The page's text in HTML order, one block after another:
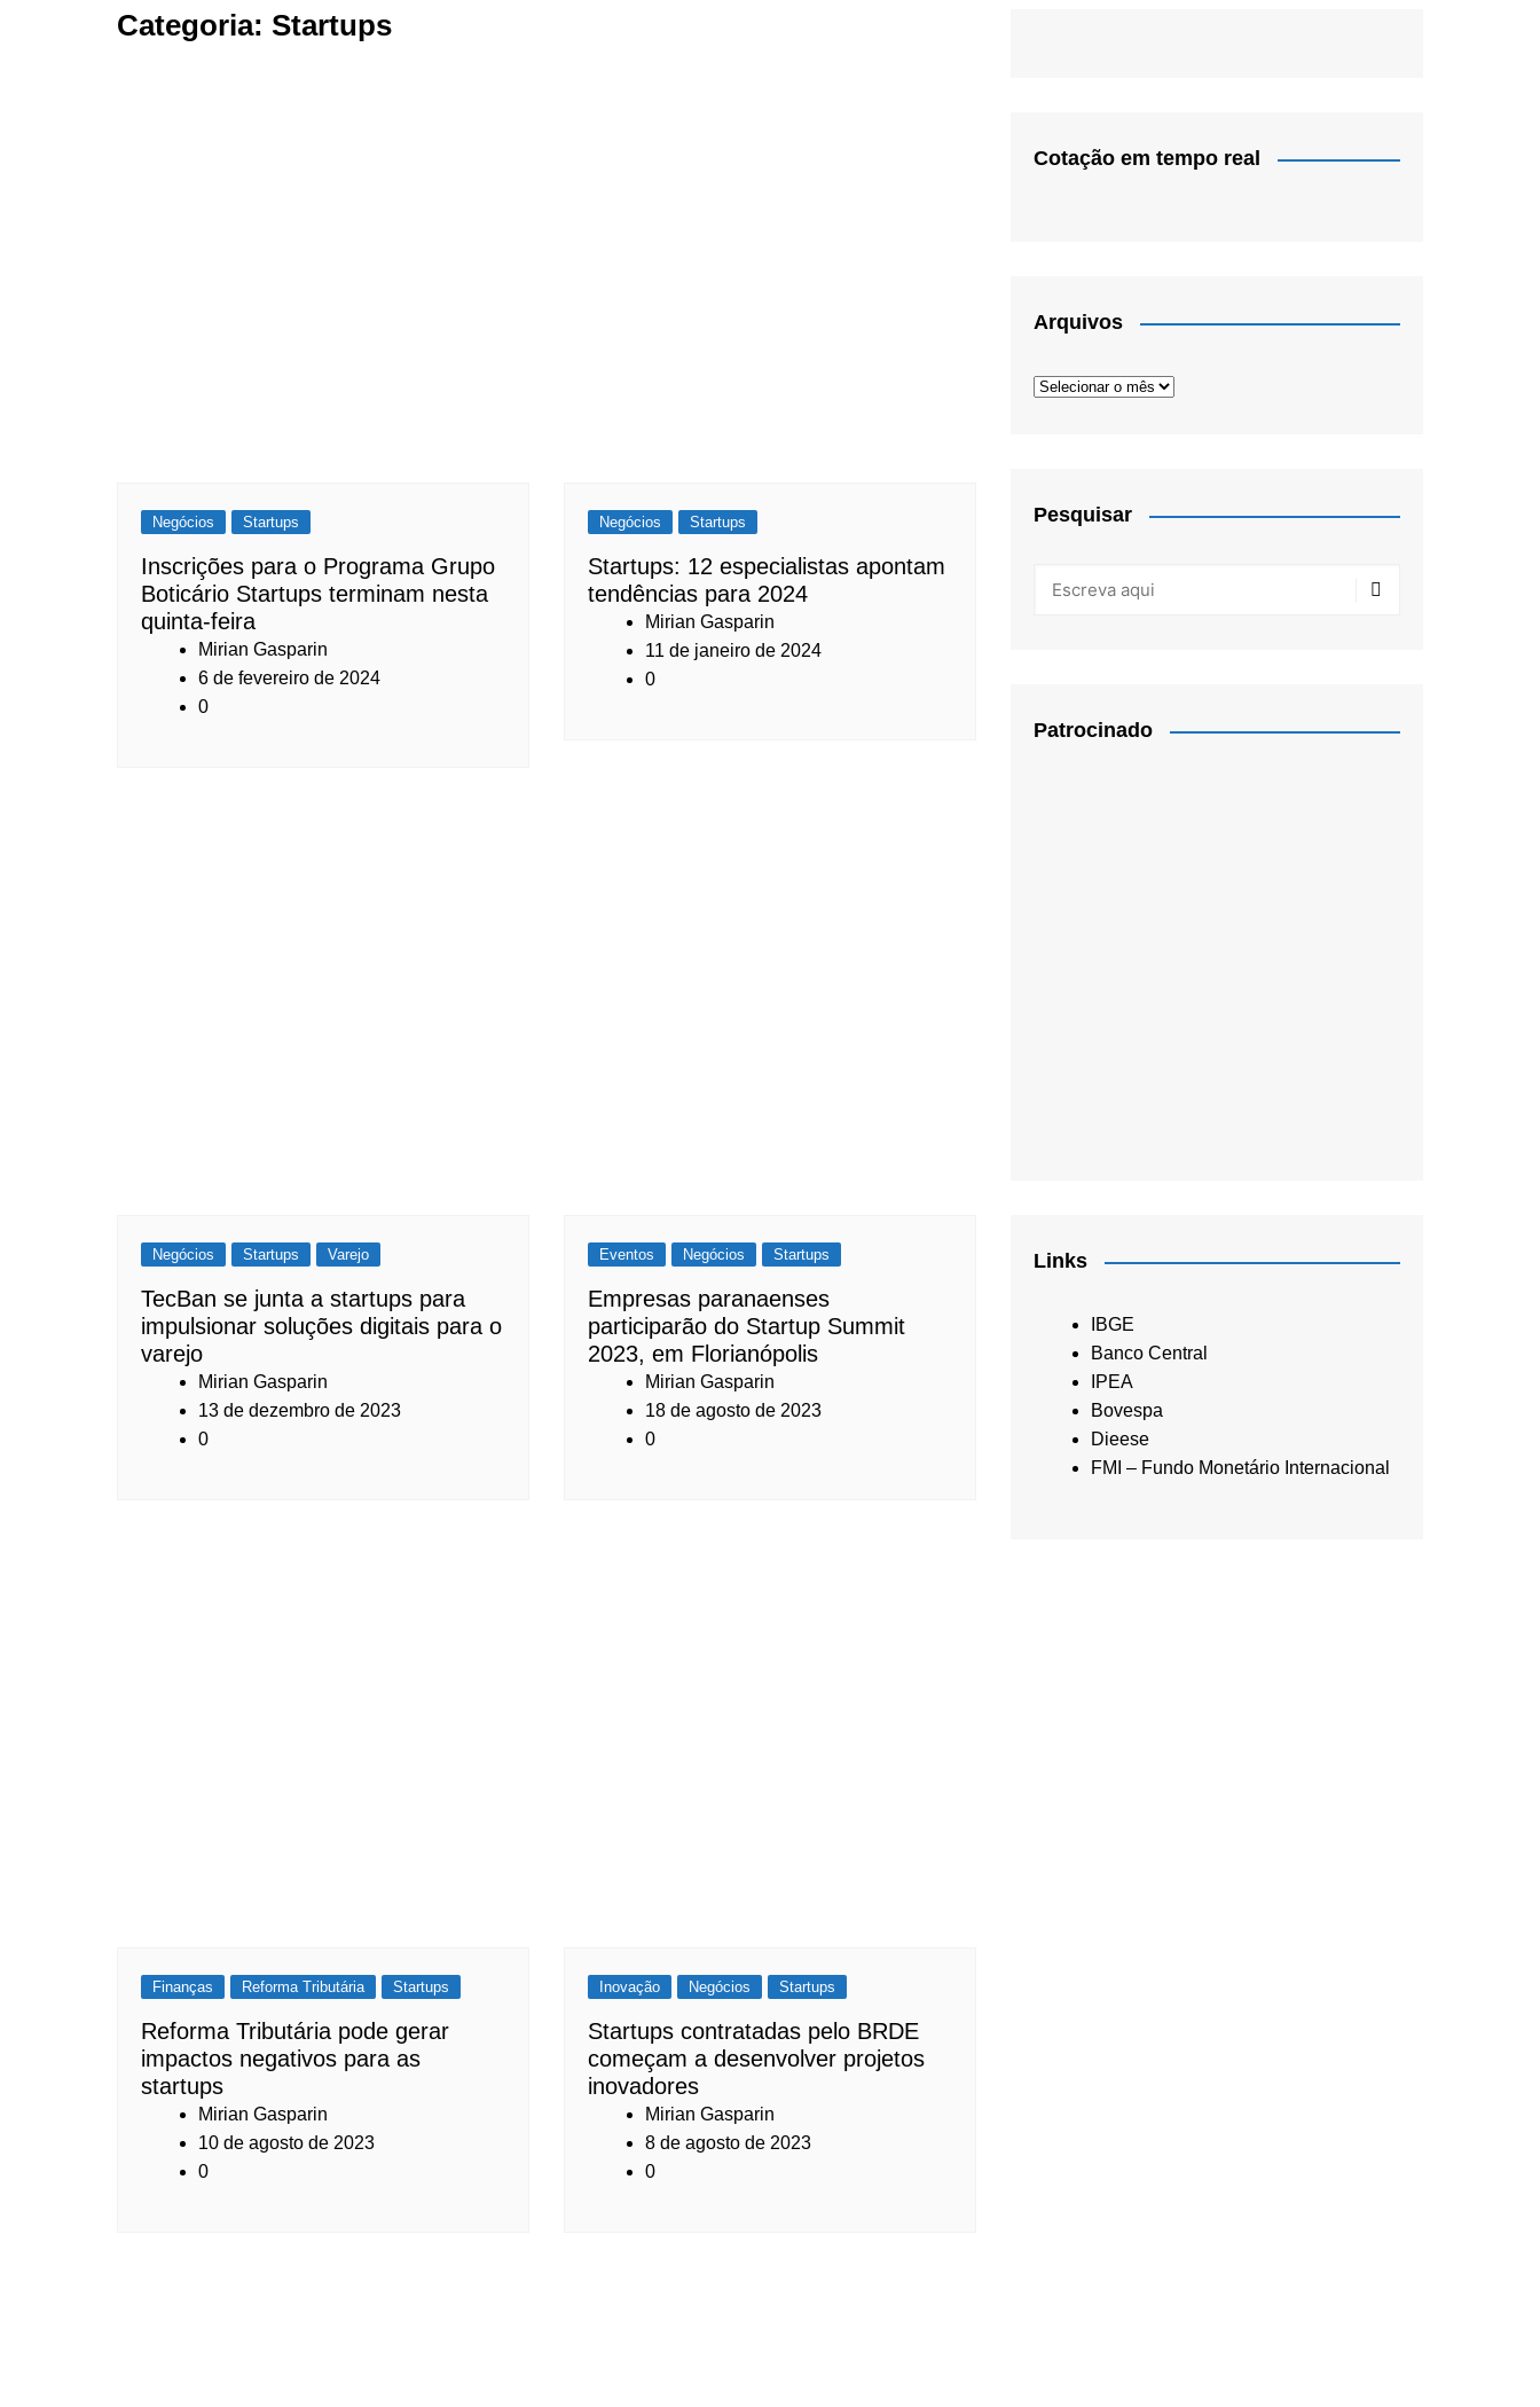
Categoria: Startups
Negócios Startups
Inscrições para o Programa Grupo
Boticário Startups terminam nesta
quinta-feira
Mirian Gasparin
6 de fevereiro de 2024
0
Negócios Startups
Startups: 12 especialistas apontam
tendências para 2024
Mirian Gasparin
11 de janeiro de 2024
0
Negócios Startups Varejo
TecBan se junta a startups para
impulsionar soluções digitais para o
varejo
Mirian Gasparin
13 de dezembro de 2023
0
Eventos Negócios Startups
Empresas paranaenses
participarão do Startup Summit
2023, em Florianópolis
Mirian Gasparin
18 de agosto de 2023
0
Finanças Reforma Tributária Startups
Reforma Tributária pode gerar
impactos negativos para as
startups
Mirian Gasparin
10 de agosto de 2023
0
Inovação Negócios Startups
Startups contratadas pelo BRDE
começam a desenvolver projetos
inovadores
Mirian Gasparin
8 de agosto de 2023
0
Cotação em tempo real
Arquivos
Arquivos
Pesquisar
Patrocinado
Links
IBGE
Banco Central
IPEA
Bovespa
Dieese
FMI – Fundo Monetário Internacional